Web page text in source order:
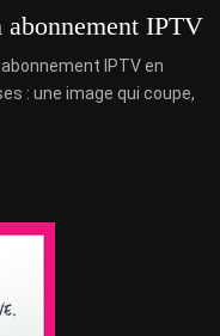
IPTV
IPTV en
: une image qui coupe,